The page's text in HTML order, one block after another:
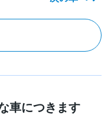
車につきます